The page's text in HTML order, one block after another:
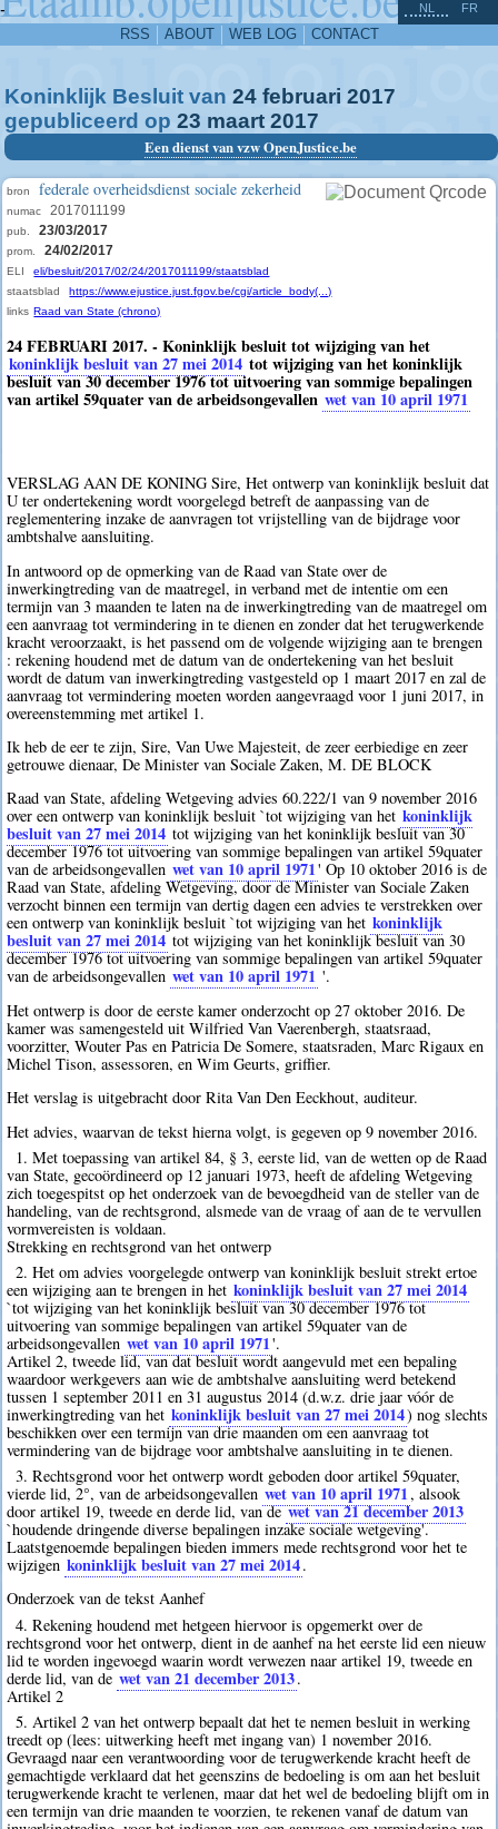
-
RSS ABOUT WEB LOG CONTACT
NL FR
Koninklijk Besluit van 24 februari 2017
gepubliceerd op 23 maart 2017
Een dienst van vzw OpenJustice.be
bron federale overheidsdienst sociale zekerheid
numac 2017011199
pub. 23/03/2017
prom. 24/02/2017
ELI
eli/besluit/2017/02/24/2017011199/staatsblad
staatsblad
https://www.ejustice.just.fgov.be/cgi/article_body(...)
links Raad van State (chrono)
24 FEBRUARI 2017. - Koninklijk besluit tot wijziging van het
koninklijk besluit van 27 mei 2014 tot wijziging van het koninklijk
besluit van 30 december 1976 tot uitvoering van sommige bepalingen
van artikel 59quater van de arbeidsongevallen wet van 10 april 1971
VERSLAG AAN DE KONING Sire, Het ontwerp van koninklijk besluit dat
U ter ondertekening wordt voorgelegd betreft de aanpassing van de
reglementering inzake de aanvragen tot vrijstelling van de bijdrage voor
ambtshalve aansluiting.
In antwoord op de opmerking van de Raad van State over de
inwerkingtreding van de maatregel, in verband met de intentie om een
termijn van 3 maanden te laten na de inwerkingtreding van de maatregel om
een aanvraag tot vermindering in te dienen en zonder dat het terugwerkende
kracht veroorzaakt, is het passend om de volgende wijziging aan te brengen
: rekening houdend met de datum van de ondertekening van het besluit
wordt de datum van inwerkingtreding vastgesteld op 1 maart 2017 en zal de
aanvraag tot vermindering moeten worden aangevraagd voor 1 juni 2017, in
overeenstemming met artikel 1.
Ik heb de eer te zijn, Sire, Van Uwe Majesteit, de zeer eerbiedige en zeer
getrouwe dienaar, De Minister van Sociale Zaken, M. DE BLOCK
Raad van State, afdeling Wetgeving advies 60.222/1 van 9 november 2016
over een ontwerp van koninklijk besluit `tot wijziging van het koninklijk
besluit van 27 mei 2014 tot wijziging van het koninklijk besluit van 30
december 1976 tot uitvoering van sommige bepalingen van artikel 59quater
van de arbeidsongevallen wet van 10 april 1971' Op 10 oktober 2016 is de
Raad van State, afdeling Wetgeving, door de Minister van Sociale Zaken
verzocht binnen een termijn van dertig dagen een advies te verstrekken over
een ontwerp van koninklijk besluit `tot wijziging van het koninklijk
besluit van 27 mei 2014 tot wijziging van het koninklijk besluit van 30
december 1976 tot uitvoering van sommige bepalingen van artikel 59quater
van de arbeidsongevallen wet van 10 april 1971 '.
Het ontwerp is door de eerste kamer onderzocht op 27 oktober 2016. De
kamer was samengesteld uit Wilfried Van Vaerenbergh, staatsraad,
voorzitter, Wouter Pas en Patricia De Somere, staatsraden, Marc Rigaux en
Michel Tison, assessoren, en Wim Geurts, griffier.
Het verslag is uitgebracht door Rita Van Den Eeckhout, auditeur.
Het advies, waarvan de tekst hierna volgt, is gegeven op 9 november 2016.
1. Met toepassing van artikel 84, § 3, eerste lid, van de wetten op de Raad
van State, gecoördineerd op 12 januari 1973, heeft de afdeling Wetgeving
zich toegespitst op het onderzoek van de bevoegdheid van de steller van de
handeling, van de rechtsgrond, alsmede van de vraag of aan de te vervullen
vormvereisten is voldaan.
Strekking en rechtsgrond van het ontwerp
2. Het om advies voorgelegde ontwerp van koninklijk besluit strekt ertoe
een wijziging aan te brengen in het koninklijk besluit van 27 mei 2014
`tot wijziging van het koninklijk besluit van 30 december 1976 tot
uitvoering van sommige bepalingen van artikel 59quater van de
arbeidsongevallen wet van 10 april 1971'.
Artikel 2, tweede lid, van dat besluit wordt aangevuld met een bepaling
waardoor werkgevers aan wie de ambtshalve aansluiting werd betekend
tussen 1 september 2011 en 31 augustus 2014 (d.w.z. drie jaar vóór de
inwerkingtreding van het koninklijk besluit van 27 mei 2014) nog slechts
beschikken over een termijn van drie maanden om een aanvraag tot
vermindering van de bijdrage voor ambtshalve aansluiting in te dienen.
3. Rechtsgrond voor het ontwerp wordt geboden door artikel 59quater,
vierde lid, 2°, van de arbeidsongevallen wet van 10 april 1971, alsook
door artikel 19, tweede en derde lid, van dewet van 21 december 2013
`houdende dringende diverse bepalingen inzake sociale wetgeving'.
Laatstgenoemde bepalingen bieden immers mede rechtsgrond voor het te
wijzigen koninklijk besluit van 27 mei 2014.
Onderzoek van de tekst Aanhef
4. Rekening houdend met hetgeen hiervoor is opgemerkt over de
rechtsgrond voor het ontwerp, dient in de aanhef na het eerste lid een nieuw
lid te worden ingevoegd waarin wordt verwezen naar artikel 19, tweede en
derde lid, van de wet van 21 december 2013.
Artikel 2
5. Artikel 2 van het ontwerp bepaalt dat het te nemen besluit in werking
treedt op (lees: uitwerking heeft met ingang van) 1 november 2016.
Gevraagd naar een verantwoording voor de terugwerkende kracht heeft de
gemachtigde verklaard dat het geenszins de bedoeling is om aan het besluit
terugwerkende kracht te verlenen, maar dat het wel de bedoeling blijft om in
een termijn van drie maanden te voorzien, te rekenen vanaf de datum van
^